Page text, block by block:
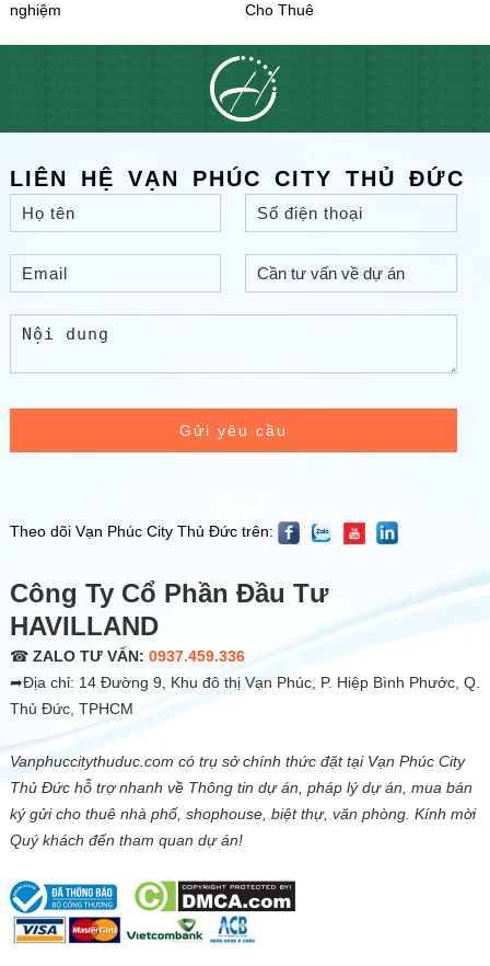
nghiệm
Cho Thuê
LIÊN HỆ VẠN PHÚC CITY THỦ ĐỨC
Gửi yêu cầu
Theo dõi Vạn Phúc City Thủ Đức trên:
Công Ty Cổ Phần Đầu Tư
HAVILLAND
☎ ZALO TƯ VẤN: 0937.459.336
➦Địa chỉ: 14 Đường 9, Khu đô thị Vạn Phúc, P. Hiệp Bình Phước, Q.
Thủ Đức, TPHCM
Vanphuccitythuduc.com có trụ sở chính thức đặt tại Vạn Phúc City
Thủ Đức hỗ trợ nhanh về Thông tin dự án, pháp lý dự án, mua bán
ký gửi cho thuê nhà phố, shophouse, biệt thự, văn phòng. Kính mời
Quý khách đến tham quan dự án!